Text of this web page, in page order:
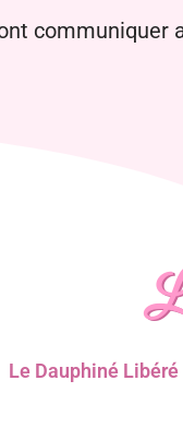
communiquer
Le Dauphiné Libéré